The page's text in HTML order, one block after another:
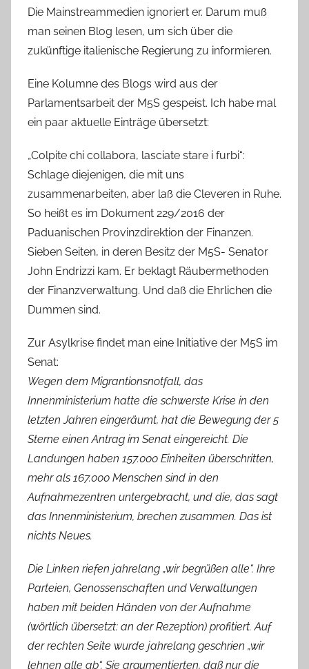
Die Mainstreammedien ignoriert er. Darum muß
man seinen Blog lesen, um sich über die
zukünftige italienische Regierung zu informieren.
Eine Kolumne des Blogs wird aus der
Parlamentsarbeit der M5S gespeist. Ich habe mal
ein paar aktuelle Einträge übersetzt:
„Colpite chi collabora, lasciate stare i furbi“:
Schlage diejenigen, die mit uns
zusammenarbeiten, aber laß die Cleveren in Ruhe.
So heißt es im Dokument 229/2016 der
Paduanischen Provinzdirektion der Finanzen.
Sieben Seiten, in deren Besitz der M5S- Senator
John Endrizzi kam. Er beklagt Räubermethoden
der Finanzverwaltung. Und daß die Ehrlichen die
Dummen sind.
Zur Asylkrise findet man eine Initiative der M5S im
Senat:
Wegen dem Migrantionsnotfall, das
Innenministerium hatte die schwerste Krise in den
letzten Jahren eingeräumt, hat die Bewegung der 5
Sterne einen Antrag im Senat eingereicht. Die
Landungen haben 157.000 Einheiten überschritten,
mehr als 167.000 Menschen sind in den
Aufnahmezentren untergebracht, und die, das sagt
das Innenministerium, brechen zusammen. Das ist
nichts Neues.
Die Linken riefen jahrelang „wir begrüßen alle“. Ihre
Parteien, Genossenschaften und Verwaltungen
haben mit beiden Händen von der Aufnahme
(wörtlich übersetzt: an der Rezeption) profitiert. Auf
der rechten Seite wurde jahrelang geschrien „wir
lehnen alle ab“. Sie argumentierten, daß nur die